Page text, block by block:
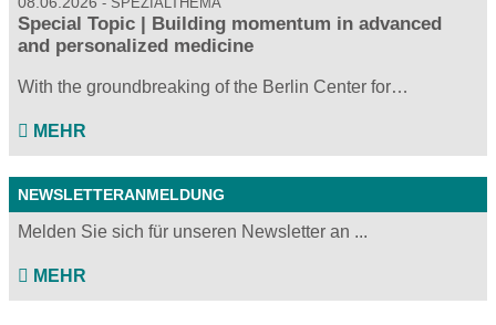
Special Topic | Building momentum in advanced
and personalized medicine
With the groundbreaking of the Berlin Center for…
MEHR
NEWSLETTERANMELDUNG
Melden Sie sich für unseren Newsletter an ...
MEHR